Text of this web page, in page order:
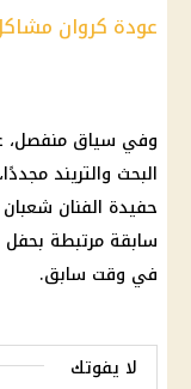
عودة كروان
وفي سياق منفصل،
البحث والتريند
حفيدة الفنان شعبان
سابقة مرتبطة بحفل
في وقت سابق.
لا يفوتك